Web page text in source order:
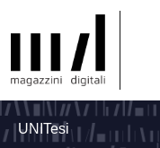
UNITesi